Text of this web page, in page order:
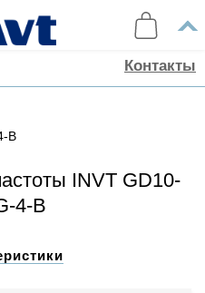
Контакты
B
INVT GD10-
4-B